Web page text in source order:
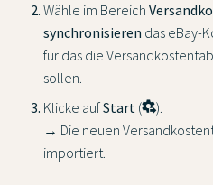
Wähle im Bereich
synchronisieren das eBay-
für das die
sollen.
Klicke aufStart (
).
→ Die neuen
importiert.